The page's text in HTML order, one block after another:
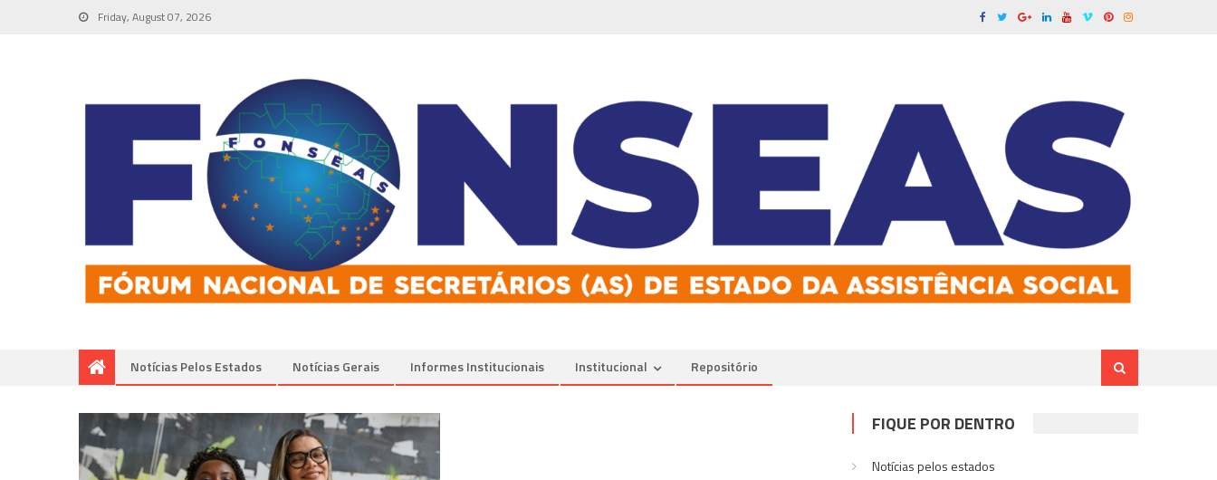
Friday, August 07, 2026
Notícias Pelos Estados Notí­cias Gerais Informes Institucionais Institucional Repositório
FIQUE POR DENTRO
Notícias pelos estados